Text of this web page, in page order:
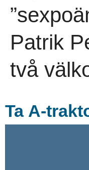
Patrik
två
Ta A-